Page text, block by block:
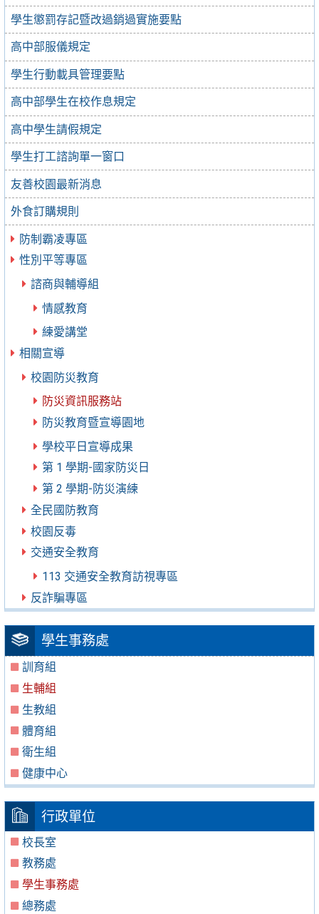
學生懲罰存記暨改過銷過實施要點
高中部服儀規定
學生行動載具管理要點
高中部學生在校作息規定
高中學生請假規定
學生打工諮詢單一窗口
友善校園最新消息
外食訂購規則
防制霸凌專區
性別平等專區
諮商與輔導組
情感教育
練愛講堂
相關宣導
校園防災教育
防災資訊服務站
防災教育暨宣導園地
學校平日宣導成果
第 1 學期-國家防災日
第 2 學期-防災演練
全民國防教育
校園反毒
交通安全教育
113 交通安全教育訪視專區
反詐騙專區
學生事務處
訓育組
生輔組
生教組
體育組
衛生組
健康中心
行政單位
校長室
教務處
學生事務處
總務處